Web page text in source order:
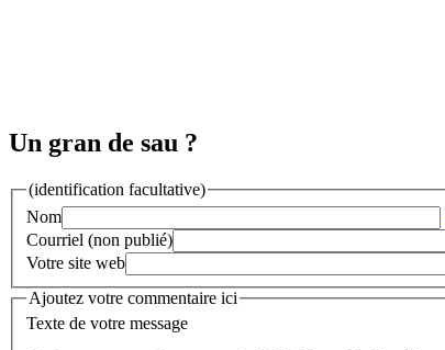
Un gran de sau ?
(identification facultative)
Nom
Courriel (non publié)
Votre site web
Ajoutez votre commentaire ici
Texte de votre message